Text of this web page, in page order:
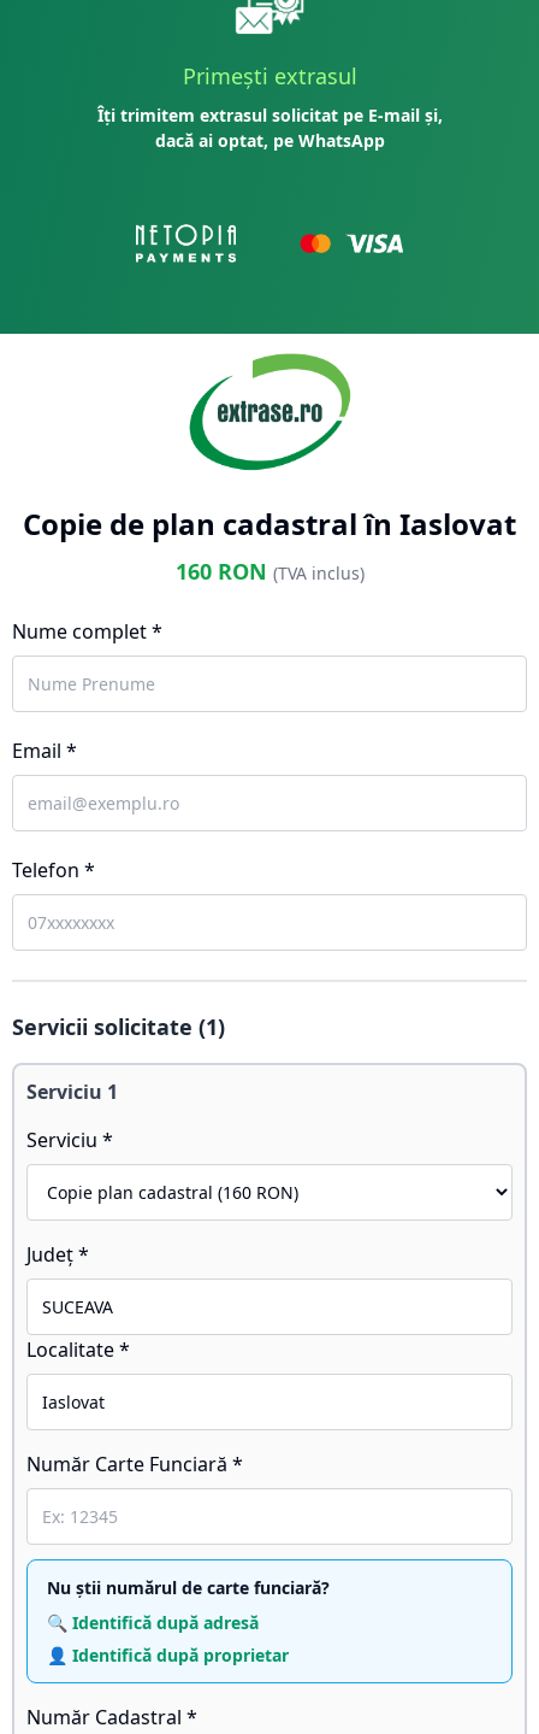
Primești extrasul
Îți trimitem extrasul solicitat pe E-mail și,
dacă ai optat, pe WhatsApp
Copie de plan cadastral în Iaslovat
160RON (TVA inclus)
Nume complet *
Email *
Telefon *
Servicii solicitate (1)
Serviciu 1
Serviciu *
Județ *
Localitate *
Număr Carte Funciară *
Nu știi numărul de carte funciară?
🔍 Identifică după adresă
👤 Identifică după proprietar
Număr Cadastral *